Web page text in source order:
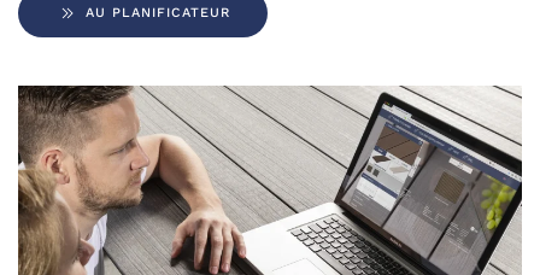
AU PLANIFICATEUR